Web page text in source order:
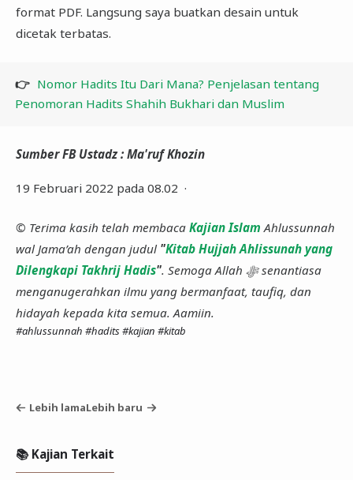
format PDF. Langsung saya buatkan desain untuk
dicetak terbatas.
👉 Nomor Hadits Itu Dari Mana? Penjelasan tentang
Penomoran Hadits Shahih Bukhari dan Muslim
Sumber FB Ustadz : Ma'ruf Khozin
19 Februari 2022 pada 08.02 ·
© Terima kasih telah membaca Kajian Islam Ahlussunnah
wal Jama’ah dengan judul "Kitab Hujjah Ahlissunah yang
Dilengkapi Takhrij Hadis". Semoga Allah ﷻ senantiasa
menganugerahkan ilmu yang bermanfaat, taufiq, dan
hidayah kepada kita semua. Aamiin.
#ahlussunnah #hadits#kajian #kitab
Lebih lamaLebih baru
📚 Kajian Terkait